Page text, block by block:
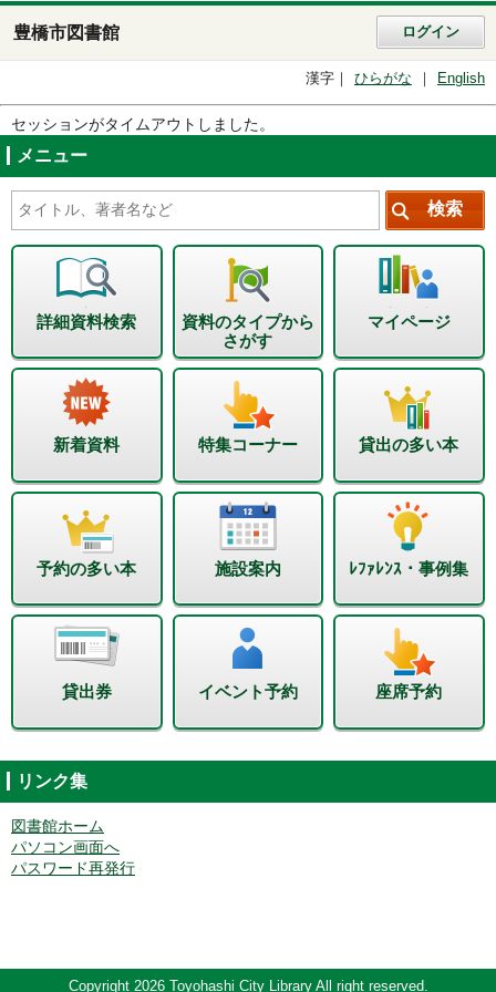
豊橋市図書館 ログイン
漢字 ひらがな English
セッションがタイムアウトしました。
メニュー
詳細資料検索
資料のタイプから
さがす
マイページ
新着資料 特集コーナー 貸出の多い本
予約の多い本 施設案内 ﾚﾌｧﾚﾝｽ・事例集
貸出券 イベント予約 座席予約
リンク集
図書館ホーム
パソコン画面へ
パスワード再発行
Copyright 2026 Toyohashi City Library All right reserved.